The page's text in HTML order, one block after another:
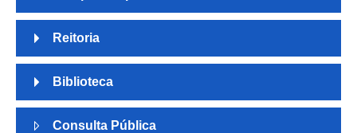
Reitoria
Biblioteca
Consulta Pública